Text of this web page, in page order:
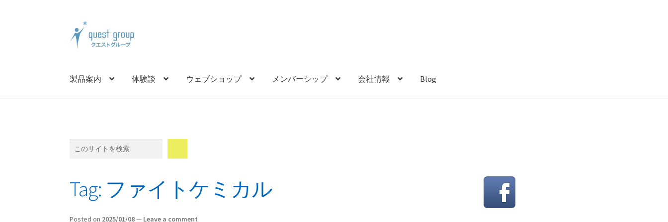
Skip
to
navigation
Skip
to
content
製品案内 体験談 ウェブショップ メンバーシップ 会社情報 Blog
Tag: ファイトケミカル
Posted on 2025/01/08— Leave a comment